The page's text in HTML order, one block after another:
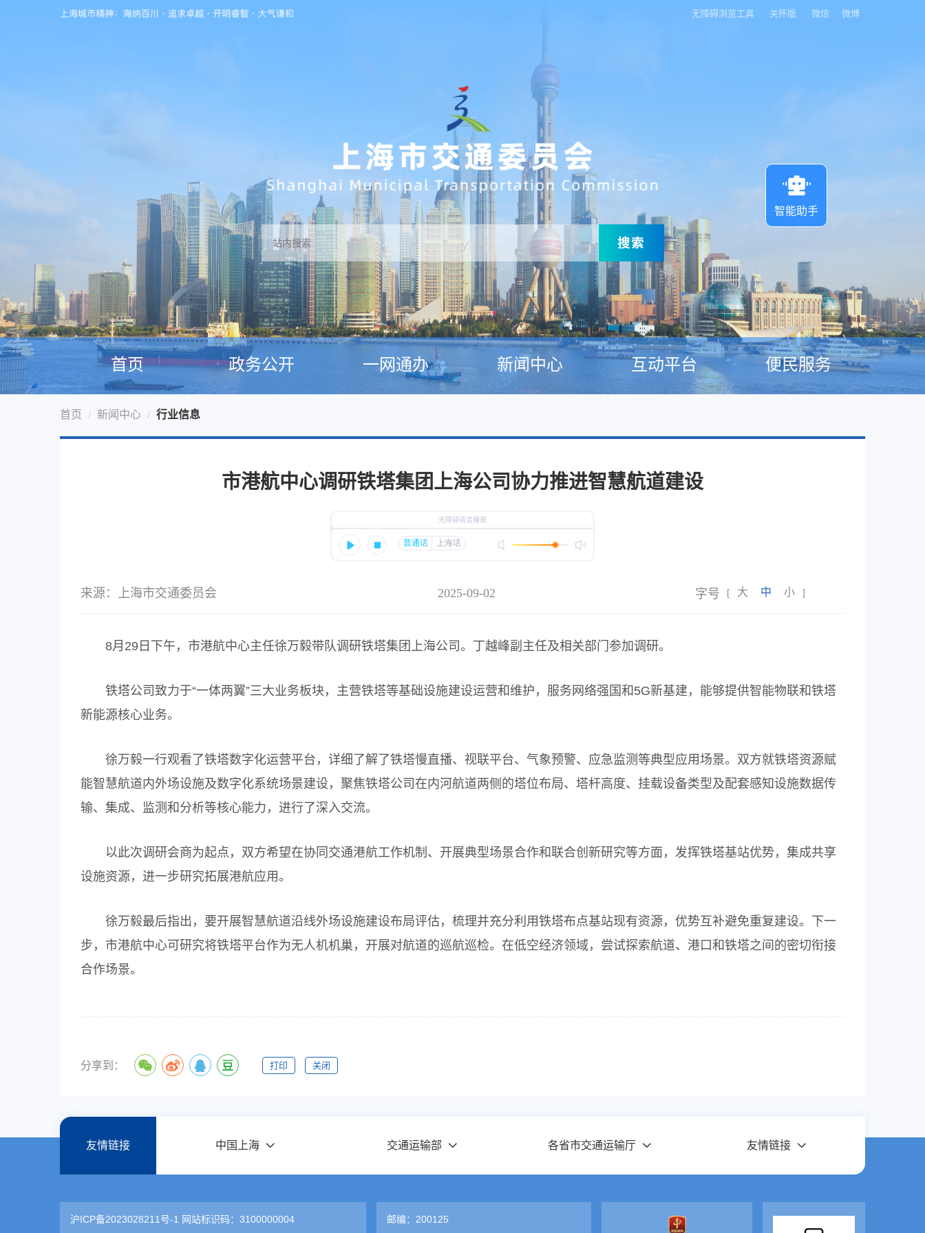
无障碍操作说明 跳转到网站导航区 跳转到主要内容区域
无障碍浏览工具 关怀版 微信 微博
搜索
智能助手
首页 政务公开 一网通办 新闻中心 互动平台 便民服务
首页 新闻中心 行业信息
市港航中心调研铁塔集团上海公司协力推进智慧航道建设
来源：上海市交通委员会 2025-09-02 字号 [ 大 中 小 ]
8月29日下午，市港航中心主任徐万毅带队调研铁塔集团上海公司。丁越峰副主任及相关部门参加调研。
铁塔公司致力于“一体两翼”三大业务板块，主营铁塔等基础设施建设运营和维护，服务网络强国和5G新基建，能够提供智能物联和铁塔
新能源核心业务。
徐万毅一行观看了铁塔数字化运营平台，详细了解了铁塔慢直播、视联平台、气象预警、应急监测等典型应用场景。双方就铁塔资源赋
能智慧航道内外场设施及数字化系统场景建设，聚焦铁塔公司在内河航道两侧的塔位布局、塔杆高度、挂载设备类型及配套感知设施数据传
输、集成、监测和分析等核心能力，进行了深入交流。
以此次调研会商为起点，双方希望在协同交通港航工作机制、开展典型场景合作和联合创新研究等方面，发挥铁塔基站优势，集成共享
设施资源，进一步研究拓展港航应用。
徐万毅最后指出，要开展智慧航道沿线外场设施建设布局评估，梳理并充分利用铁塔布点基站现有资源，优势互补避免重复建设。下一
步，市港航中心可研究将铁塔平台作为无人机机巢，开展对航道的巡航巡检。在低空经济领域，尝试探索航道、港口和铁塔之间的密切衔接
合作场景。
分享到： 打印 关闭
友情链接 中国上海 交通运输部 各省市交通运输厅 友情链接
沪ICP备2023028211号-1 网站标识码：3100000004 邮编：200125